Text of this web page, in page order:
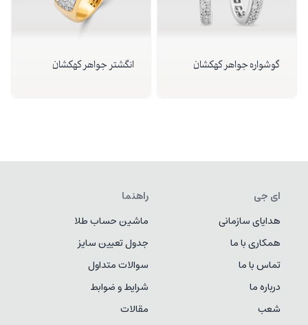
گوشواره جواهر کهکشان انگشتر جواهر کهکشان
ای جی
هدایای سازمانی
همکاری با ما
تماس با ما
درباره ما
شعب
راهنما
ماشین حساب طلا
جدول تعیین سایز
سوالات متداول
شرایط و ضوابط
مقالات